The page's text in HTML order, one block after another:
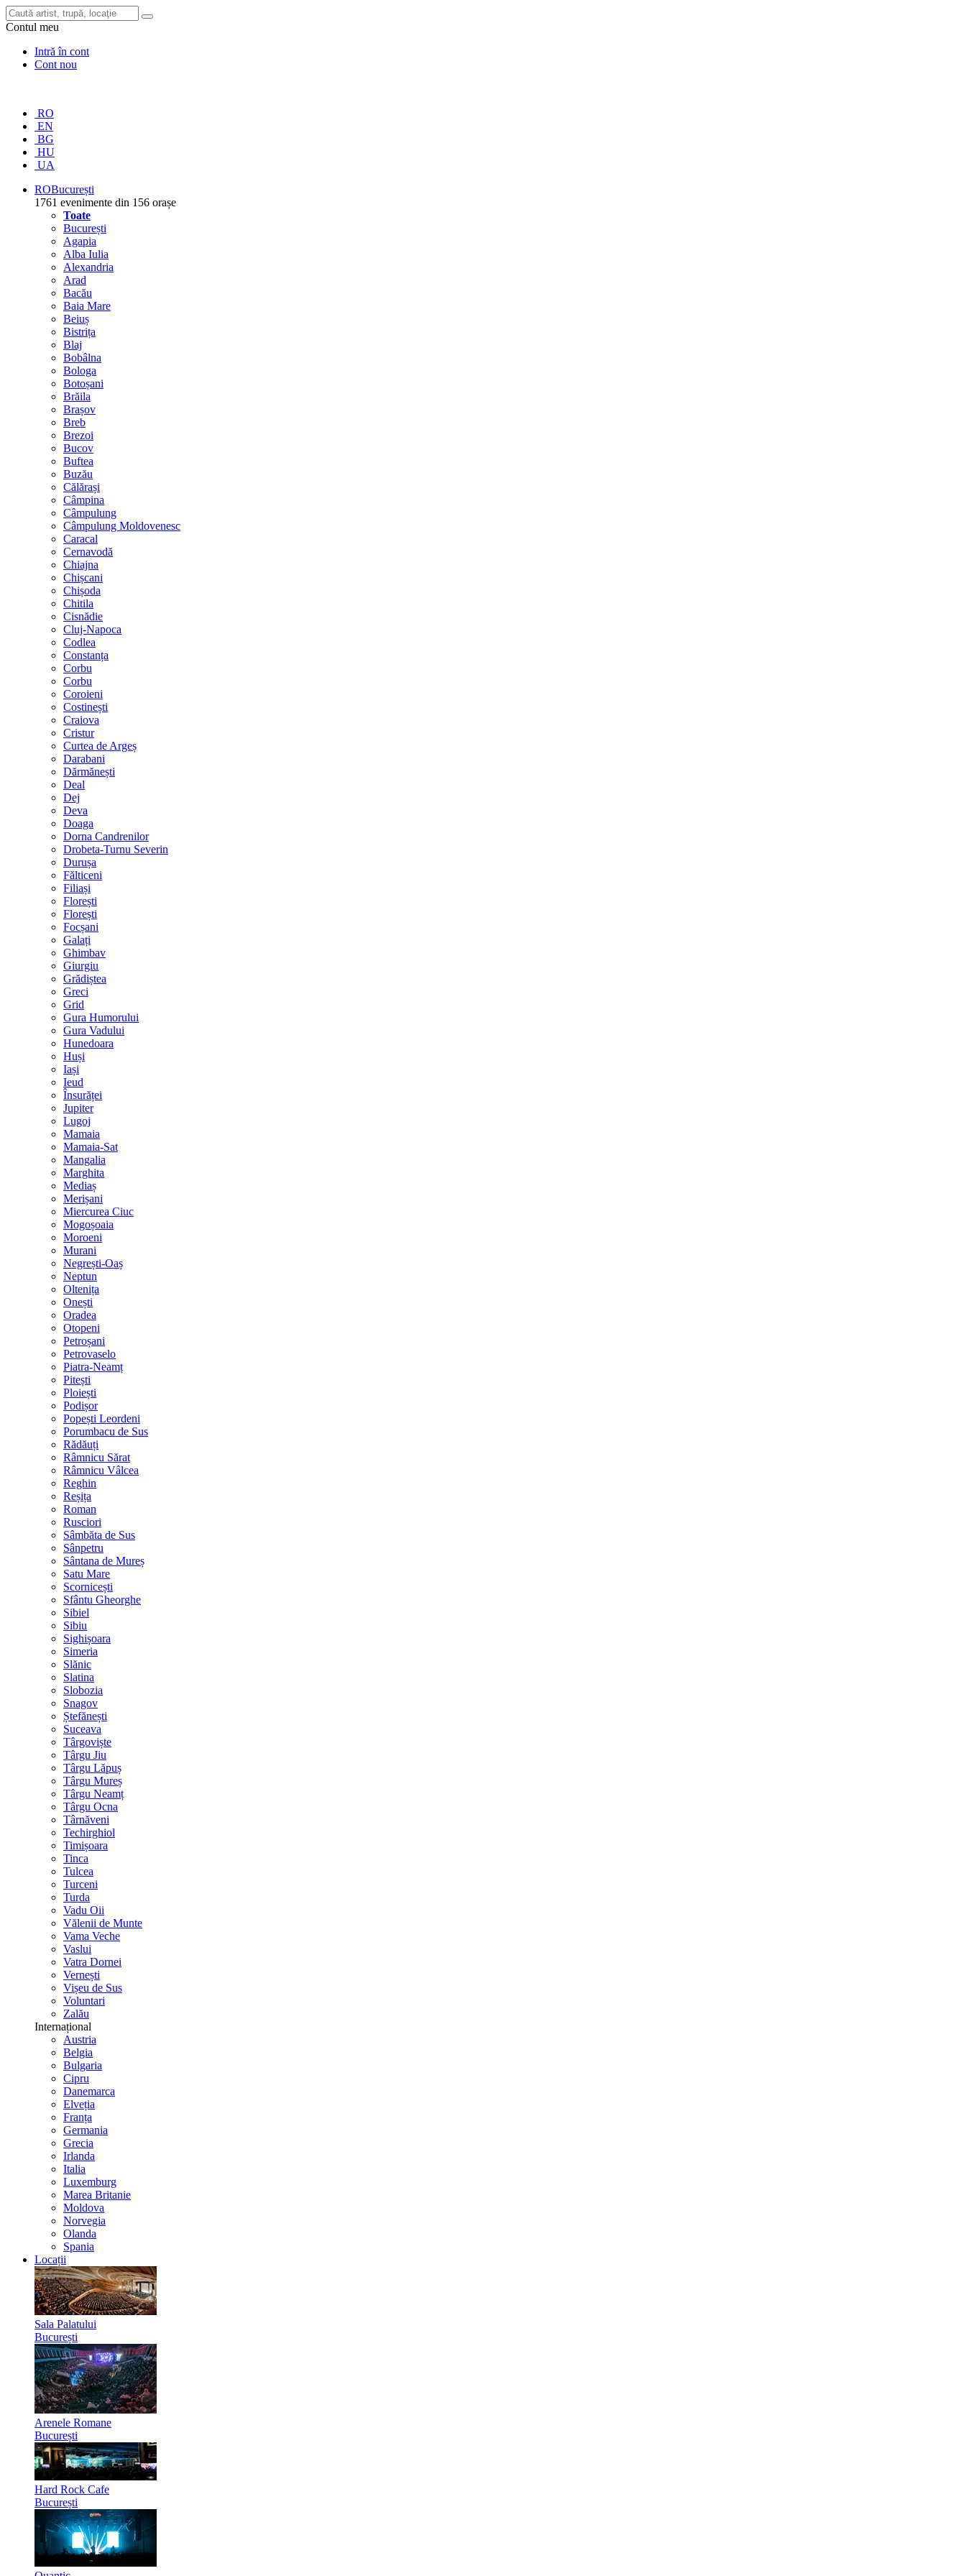
Contul meu
Intră în cont
Cont nou
RO
EN
BG
HU
UA
ROBucurești
1761 evenimente din 156 orașe
Toate
București
Agapia
Alba Iulia
Alexandria
Arad
Bacău
Baia Mare
Beiuș
Bistrița
Blaj
Bobâlna
Bologa
Botoșani
Brăila
Brașov
Breb
Brezoi
Bucov
Buftea
Buzău
Călărași
Câmpina
Câmpulung
Câmpulung Moldovenesc
Caracal
Cernavodă
Chiajna
Chișcani
Chișoda
Chitila
Cisnădie
Cluj-Napoca
Codlea
Constanța
Corbu
Corbu
Coroieni
Costinești
Craiova
Cristur
Curtea de Argeș
Darabani
Dărmănești
Deal
Dej
Deva
Doaga
Dorna Candrenilor
Drobeta-Turnu Severin
Durușa
Fălticeni
Filiași
Florești
Florești
Focșani
Galați
Ghimbav
Giurgiu
Grădiștea
Greci
Grid
Gura Humorului
Gura Vadului
Hunedoara
Huși
Iași
Ieud
Însurăței
Jupiter
Lugoj
Mamaia
Mamaia-Sat
Mangalia
Marghita
Mediaș
Merișani
Miercurea Ciuc
Mogoșoaia
Moroeni
Murani
Negrești-Oaș
Neptun
Oltenița
Onești
Oradea
Otopeni
Petroșani
Petrovaselo
Piatra-Neamț
Pitești
Ploiești
Podișor
Popești Leordeni
Porumbacu de Sus
Rădăuți
Râmnicu Sărat
Râmnicu Vâlcea
Reghin
Reșița
Roman
Rusciori
Sâmbăta de Sus
Sânpetru
Sântana de Mureș
Satu Mare
Scornicești
Sfântu Gheorghe
Sibiel
Sibiu
Sighișoara
Simeria
Slănic
Slatina
Slobozia
Snagov
Ștefănești
Suceava
Târgoviște
Târgu Jiu
Târgu Lăpuș
Târgu Mureș
Târgu Neamț
Târgu Ocna
Târnăveni
Techirghiol
Timișoara
Tinca
Tulcea
Turceni
Turda
Vadu Oii
Vălenii de Munte
Vama Veche
Vaslui
Vatra Dornei
Vernești
Vișeu de Sus
Voluntari
Zalău
Internațional
Austria
Belgia
Bulgaria
Cipru
Danemarca
Elveția
Franța
Germania
Grecia
Irlanda
Italia
Luxemburg
Marea Britanie
Moldova
Norvegia
Olanda
Spania
Locații
Sala Palatului
București
Arenele Romane
București
Hard Rock Cafe
București